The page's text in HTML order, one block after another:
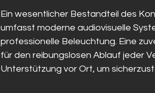
Ein wesentlicher Bestandteil des
umfasst moderne audiovisuelle
professionelle Beleuchtung. Eine
für den reibungslosen Ablauf jeder
Unterstützung vor Ort, um